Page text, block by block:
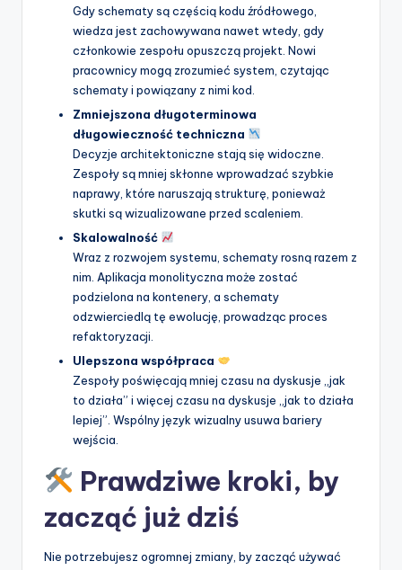
Gdy schematy są częścią kodu źródłowego,
wiedza jest zachowywana nawet wtedy, gdy
członkowie zespołu opuszczą projekt. Nowi
pracownicy mogą zrozumieć system, czytając
schematy i powiązany z nimi kod.
Zmniejszona długoterminowa
długowieczność techniczna
Decyzje architektoniczne stają się widoczne.
Zespoły są mniej skłonne wprowadzać szybkie
naprawy, które naruszają strukturę, ponieważ
skutki są wizualizowane przed scaleniem.
Skalowalność
Wraz z rozwojem systemu, schematy rosną razem z
nim. Aplikacja monolityczna może zostać
podzielona na kontenery, a schematy
odzwierciedlą tę ewolucję, prowadząc proces
refaktoryzacji.
Ulepszona współpraca
Zespoły poświęcają mniej czasu na dyskusje „jak
to działa” i więcej czasu na dyskusje „jak to działa
lepiej”. Wspólny język wizualny usuwa bariery
wejścia.
Prawdziwe kroki, by
zacząć już dziś
Nie potrzebujesz ogromnej zmiany, by zacząć używać